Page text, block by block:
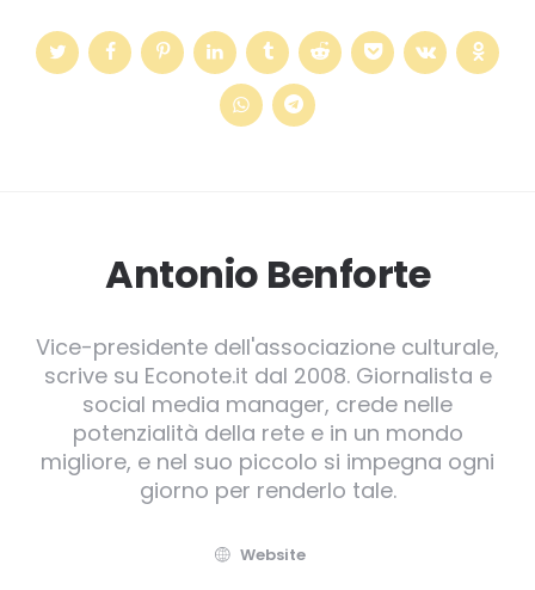
Antonio Benforte
Vice-presidente dell'associazione culturale,
scrive su Econote.it dal 2008. Giornalista e
social media manager, crede nelle
potenzialità della rete e in un mondo
migliore, e nel suo piccolo si impegna ogni
giorno per renderlo tale.
Website